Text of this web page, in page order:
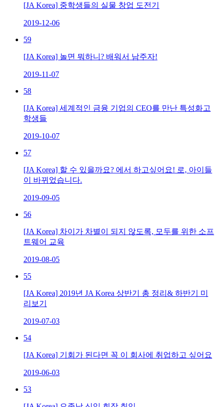
[JA Korea] 중학생들의 실물 창업 도전기
2019-12-06
59
[JA Korea] 놀면 뭐하니? 배워서 남주자!
2019-11-07
58
[JA Korea] 세계적인 금융 기업의 CEO를 만난 특성화고
학생들
2019-10-07
57
[JA Korea] 할 수 있을까요? 에서 하고싶어요! 로, 아이들
이 바뀌었습니다.
2019-09-05
56
[JA Korea] 차이가 차별이 되지 않도록, 모두를 위한 소프
트웨어 교육
2019-08-05
55
[JA Korea] 2019년 JA Korea 상반기 총 정리& 하반기 미
리보기
2019-07-03
54
[JA Korea] 기회가 된다면 꼭 이 회사에 취업하고 싶어요
2019-06-03
53